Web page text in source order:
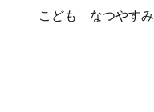
こども なつやすみ